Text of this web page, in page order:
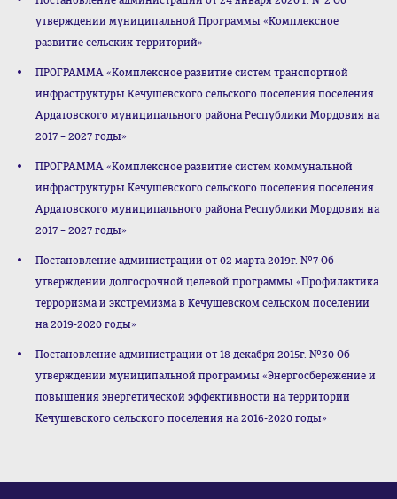
утверждении муниципальной Программы «Комплексное
развитие сельских территорий»
ПРОГРАММА «Комплексное развитие систем транспортной
инфраструктуры Кечушевского сельского поселения поселения
Ардатовского муниципального района Республики Мордовия на
2017 – 2027 годы»
ПРОГРАММА «Комплексное развитие систем коммунальной
инфраструктуры Кечушевского сельского поселения поселения
Ардатовского муниципального района Республики Мордовия на
2017 – 2027 годы»
Постановление администрации от 02 марта 2019г. №7 Об
утверждении долгосрочной целевой программы «Профилактика
терроризма и экстремизма в Кечушевском сельском поселении
на 2019-2020 годы»
Постановление администрации от 18 декабря 2015г. №30 Об
утверждении муниципальной программы «Энергосбережение и
повышения энергетической эффективности на территории
Кечушевского сельского поселения на 2016-2020 годы»